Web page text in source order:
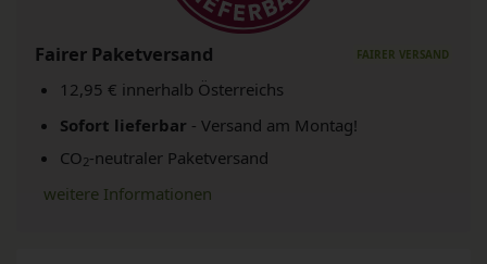
Fairer Paketversand
12,95 € innerhalb Österreichs
Sofort lieferbar - Versand am Montag!
CO2-neutraler Paketversand
weitere Informationen